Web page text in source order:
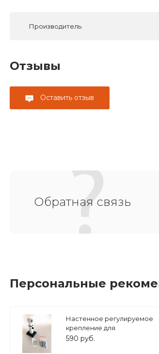
Производитель
Отзывы
Оставить отзыв
Обратная связь
Персональные
Настенное регулируемое
крепление для
расширительного бака (8-
590 руб.